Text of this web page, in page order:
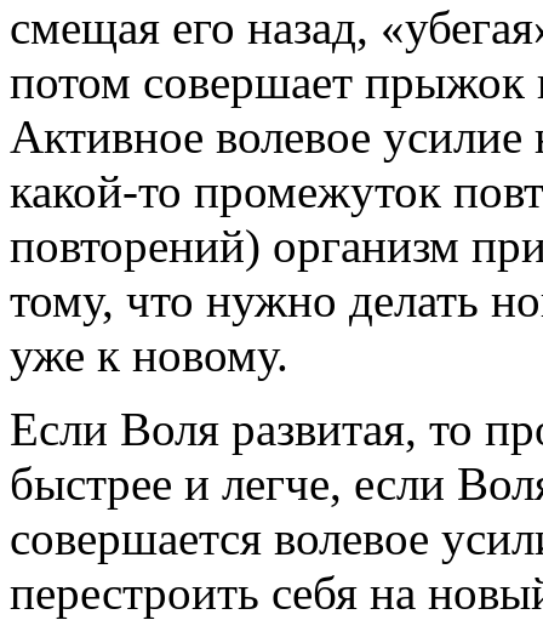
смещая его назад,
потом совершает прыжок
Активное волевое усилие
какой-то промежуток
повторений) организм
тому, что нужно делать
уже к новому.
Если Воля развитая, то
быстрее и легче, если
совершается волевое
перестроить себя на